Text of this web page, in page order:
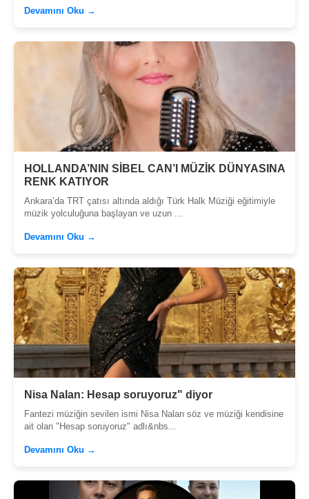
Devamını Oku →
HOLLANDA’NIN SİBEL CAN’I MÜZİK DÜNYASINA
RENK KATIYOR
Ankara’da TRT çatısı altında aldığı Türk Halk Müziği eğitimiyle
müzik yolculuğuna başlayan ve uzun ...
Devamını Oku →
Nisa Nalan: Hesap soruyoruz" diyor
Fantezi müziğin sevilen ismi Nisa Nalan söz ve müziği kendisine
ait olan "Hesap soruyoruz" adlı&nbs...
Devamını Oku →